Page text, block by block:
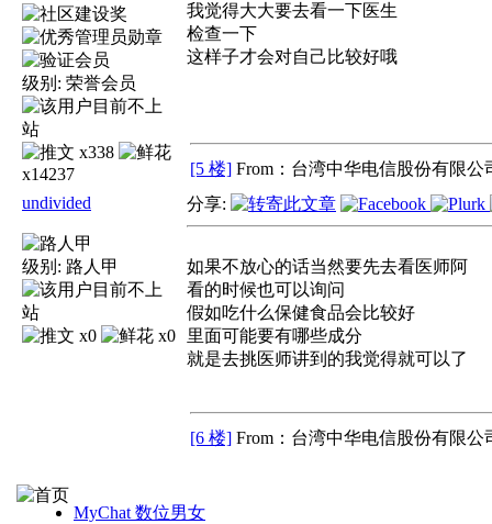
级别: 荣誉会员
x338
x14237
我觉得大大要去看一下医生
检查一下
这样子才会对自己比较好哦
[5 楼] From：台湾中华电信股份有限公
undivided
级别: 路人甲
x0 x0
分享:
如果不放心的话当然要先去看医师阿
看的时候也可以询问
假如吃什么保健食品会比较好
里面可能要有哪些成分
就是去挑医师讲到的我觉得就可以了
[6 楼] From：台湾中华电信股份有限公
MyChat 数位男女